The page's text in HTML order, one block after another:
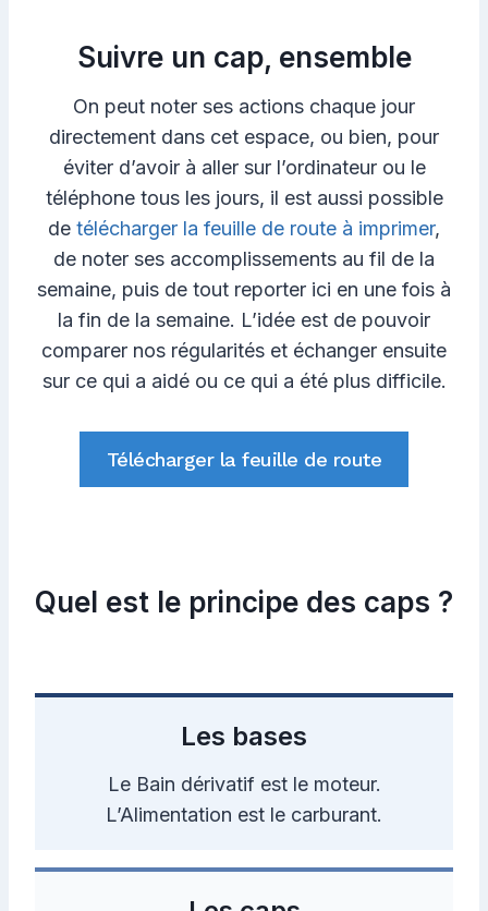
Suivre un cap, ensemble
On peut noter ses actions chaque jour
directement dans cet espace, ou bien, pour
éviter d’avoir à aller sur l’ordinateur ou le
téléphone tous les jours, il est aussi possible
de télécharger la feuille de route à imprimer,
de noter ses accomplissements au fil de la
semaine, puis de tout reporter ici en une fois à
la fin de la semaine. L’idée est de pouvoir
comparer nos régularités et échanger ensuite
sur ce qui a aidé ou ce qui a été plus difficile.
Télécharger la feuille de route
Quel est le principe des caps ?
Les bases
Le Bain dérivatif est le moteur.
L’Alimentation est le carburant.